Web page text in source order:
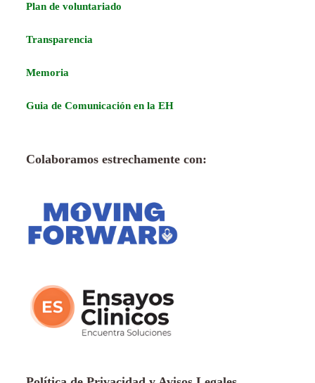
Plan de voluntariado
Transparencia
Memoria
Guia de Comunicación en la EH
Colaboramos estrechamente con: